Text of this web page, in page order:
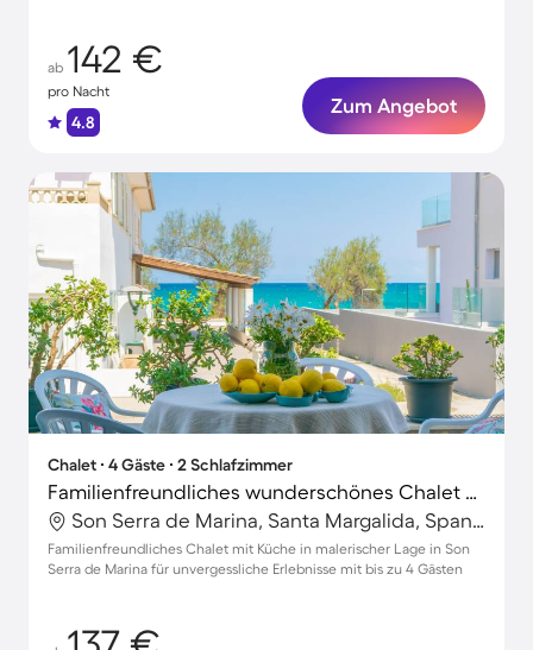
ab 142 €
pro Nacht
4.8
Zum Angebot
Chalet ∙ 4 Gäste ∙ 2 Schlafzimmer
Familienfreundliches wunderschönes Chalet mit Terrasse | Strand in der Nähe
Son Serra de Marina, Santa Margalida, Spanien
Familienfreundliches Chalet mit Küche in malerischer Lage in Son
Serra de Marina für unvergessliche Erlebnisse mit bis zu 4 Gästen